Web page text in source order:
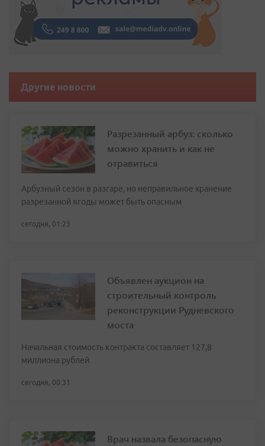
Другие новости
Разрезанный арбуз: сколько
можно хранить и как не
отравиться
Арбузный сезон в разгаре, но неправильное хранение
разрезанной ягоды может быть опасным
сегодня, 01:23
Объявлен аукцион на
строительный контроль
реконструкции Рудневского
моста
Начальная стоимость контракта составляет 127,8
миллиона рублей
сегодня, 00:31
Врач назвала безопасную